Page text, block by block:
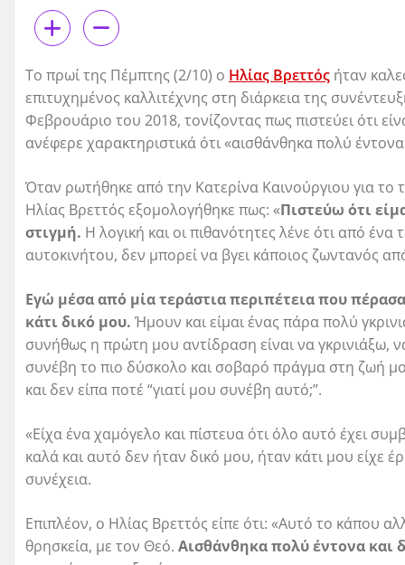
Το πρωί της Πέμπτης (2/10) ο Ηλίας Βρεττός ήταν
επιτυχημένος καλλιτέχνης στη διάρκεια της
Φεβρουάριο του 2018, τονίζοντας πως πιστεύει ότι
ανέφερε χαρακτηριστικά ότι «αισθάνθηκα πολύ
Όταν ρωτήθηκε από την Κατερίνα Καινούργιου για
Ηλίας Βρεττός εξομολογήθηκε πως: «Πιστεύω ότι
στιγμή. Η λογική και οι πιθανότητες λένε ότι από
αυτοκινήτου, δεν μπορεί να βγει κάποιος ζωντανός
Εγώ μέσα από μία τεράστια περιπέτεια που
κάτι δικό μου. Ήμουν και είμαι ένας πάρα πολύ
συνήθως η πρώτη μου αντίδραση είναι να γκρινιάξω,
συνέβη το πιο δύσκολο και σοβαρό πράγμα στη ζωή
και δεν είπα ποτέ “γιατί μου συνέβη αυτό;”.
«Είχα ένα χαμόγελο και πίστευα ότι όλο αυτό έχει
καλά και αυτό δεν ήταν δικό μου, ήταν κάτι μου είχε
συνέχεια.
Επιπλέον, ο Ηλίας Βρεττός είπε ότι: «Αυτό το κάπου
θρησκεία, με τον Θεό. Αισθάνθηκα πολύ έντονα και